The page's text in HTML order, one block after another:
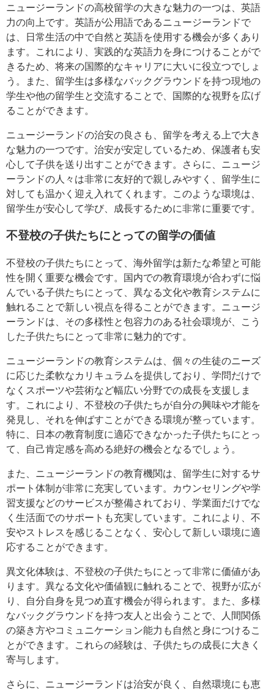
ニュージーランドの高校留学の大きな魅力の一つは、英語
力の向上です。英語が公用語であるニュージーランドで
は、日常生活の中で自然と英語を使用する機会が多くあり
ます。これにより、実践的な英語力を身につけることがで
きるため、将来の国際的なキャリアに大いに役立つでしょ
う。また、留学生は多様なバックグラウンドを持つ現地の
学生や他の留学生と交流することで、国際的な視野を広げ
ることができます。
ニュージーランドの治安の良さも、留学を考える上で大き
な魅力の一つです。治安が安定しているため、保護者も安
心して子供を送り出すことができます。さらに、ニュージ
ーランドの人々は非常に友好的で親しみやすく、留学生に
対しても温かく迎え入れてくれます。このような環境は、
留学生が安心して学び、成長するために非常に重要です。
不登校の子供たちにとっての留学の価値
不登校の子供たちにとって、海外留学は新たな希望と可能
性を開く重要な機会です。国内での教育環境が合わずに悩
んでいる子供たちにとって、異なる文化や教育システムに
触れることで新しい視点を得ることができます。ニュージ
ーランドは、その多様性と包容力のある社会環境が、こう
した子供たちにとって非常に魅力的です。
ニュージーランドの教育システムは、個々の生徒のニーズ
に応じた柔軟なカリキュラムを提供しており、学問だけで
なくスポーツや芸術など幅広い分野での成長を支援しま
す。これにより、不登校の子供たちが自分の興味や才能を
発見し、それを伸ばすことができる環境が整っています。
特に、日本の教育制度に適応できなかった子供たちにとっ
て、自己肯定感を高める絶好の機会となるでしょう。
また、ニュージーランドの教育機関は、留学生に対するサ
ポート体制が非常に充実しています。カウンセリングや学
習支援などのサービスが整備されており、学業面だけでな
く生活面でのサポートも充実しています。これにより、不
安やストレスを感じることなく、安心して新しい環境に適
応することができます。
異文化体験は、不登校の子供たちにとって非常に価値があ
ります。異なる文化や価値観に触れることで、視野が広が
り、自分自身を見つめ直す機会が得られます。また、多様
なバックグラウンドを持つ友人と出会うことで、人間関係
の築き方やコミュニケーション能力も自然と身につけるこ
とができます。これらの経験は、子供たちの成長に大きく
寄与します。
さらに、ニュージーランドは治安が良く、自然環境にも恵